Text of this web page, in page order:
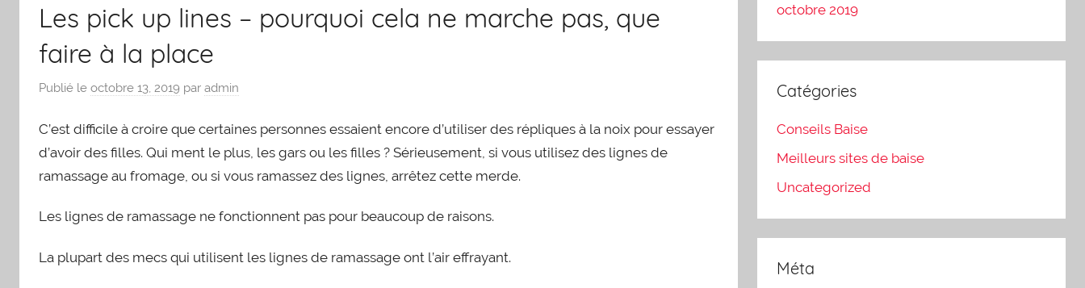
Les pick up lines – pourquoi cela ne marche pas, que
faire à la place
Publié le octobre 13, 2019 par admin
C’est difficile à croire que certaines personnes essaient encore d’utiliser des répliques à la noix pour essayer
d’avoir des filles. Qui ment le plus, les gars ou les filles ? Sérieusement, si vous utilisez des lignes de
ramassage au fromage, ou si vous ramassez des lignes, arrêtez cette merde.
Les lignes de ramassage ne fonctionnent pas pour beaucoup de raisons.
La plupart des mecs qui utilisent les lignes de ramassage ont l’air effrayant.
octobre 2019
Catégories
Conseils Baise
Meilleurs sites de baise
Uncategorized
Méta